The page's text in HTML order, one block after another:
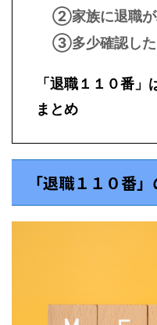
②家族に退職が
③多少確認した
「退職１１０番
まとめ
「退職１１０番